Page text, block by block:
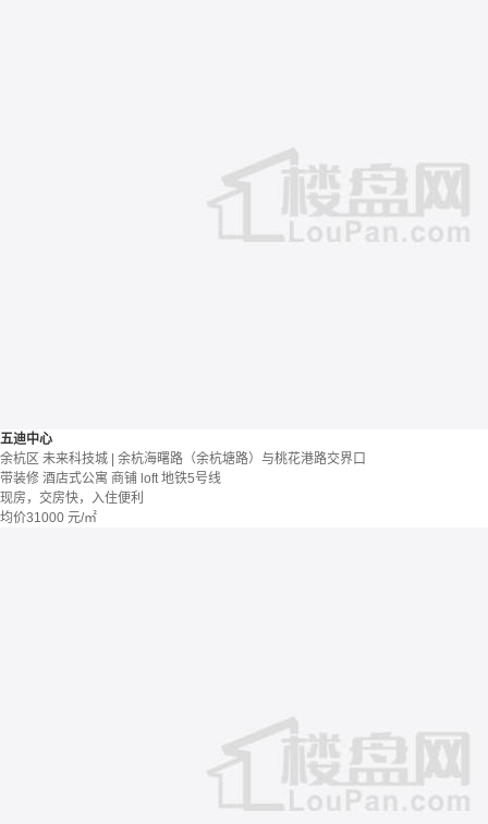
五迪中心
余杭区 未来科技城 | 余杭海曙路（余杭塘路）与桃花港路交界口
带装修 酒店式公寓 商铺 loft 地铁5号线
现房，交房快，入住便利
均价31000 元/㎡